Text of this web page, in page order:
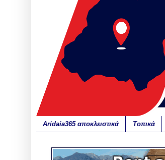
Aridaia365 αποκλειστικά Τοπικά